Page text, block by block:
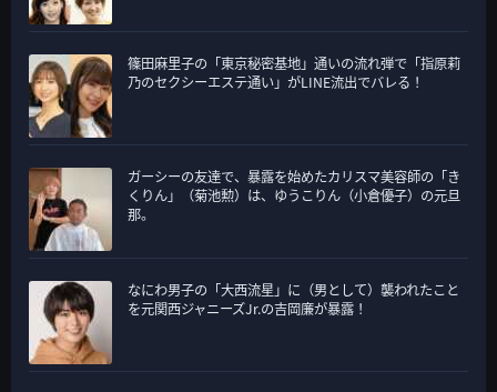
篠田麻里子の「東京秘密基地」通いの流れ弾で「指原莉
乃のセクシーエステ通い」がLINE流出でバレる！
ガーシーの友達で、暴露を始めたカリスマ美容師の「き
くりん」（菊池勲）は、ゆうこりん（小倉優子）の元旦
那。
なにわ男子の「大西流星」に（男として）襲われたこと
を元関西ジャニーズJr.の吉岡廉が暴露！